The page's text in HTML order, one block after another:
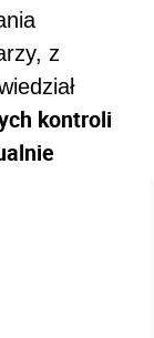
z
kontroli